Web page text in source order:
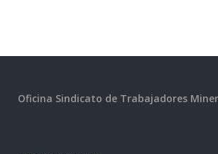
Oficina Sindicato de Trabajadores